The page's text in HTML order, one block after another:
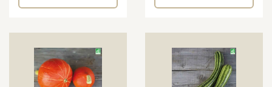
Soins et cosmétiques au naturel